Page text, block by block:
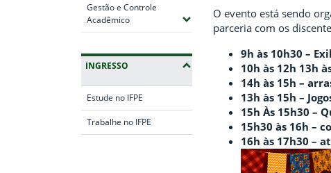
Gestão e Controle
Acadêmico(Expandir submenus)
INGRESSO
Estude no IFPE
Trabalhe no IFPE
O evento está sendo
parceria com os
9h às 10h30 –
10h às 12h 13h
14h às 15h –
13h às 15h –
15h Às 15h30 –
15h30 às 16h –
16h às 17h30 –